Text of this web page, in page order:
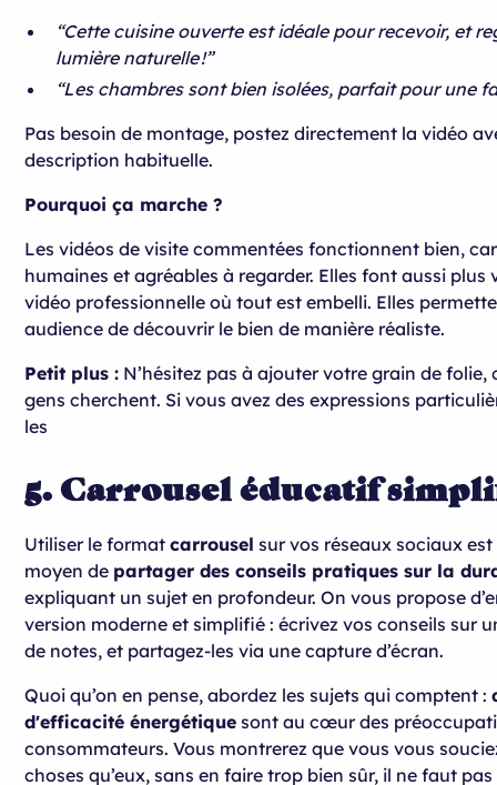
“Cette cuisine ouverte est idéale pour recevoir, et
lumière naturelle !”
“Les chambres sont bien isolées, parfait pour une
Pas besoin de montage, postez directement la vidéo
description habituelle.
Pourquoi ça marche ?
Les vidéos de visite commentées fonctionnent bien,
humaines et agréables à regarder. Elles font aussi plus
vidéo professionnelle où tout est embelli. Elles
audience de découvrir le bien de manière réaliste.
Petit plus : N’hésitez pas à ajouter votre grain de folie,
gens cherchent. Si vous avez des expressions
les
5. Carrousel éducatif
Utiliser le formatcarrousel sur vos réseaux sociaux
moyen de partager des conseils pratiques sur la
expliquant un sujet en profondeur. On vous propose
version moderne et simplifié : écrivez vos conseils sur
de notes, et partagez-les via une capture d’écran.
Quoi qu’on en pense, abordez les sujets qui comptent :
d'efficacité énergétique sont au cœur des
consommateurs. Vous montrerez que vous vous
choses qu’eux, sans en faire trop bien sûr, il ne faut